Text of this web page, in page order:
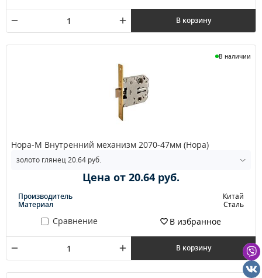
В корзину
В наличии
Нора-М Внутренний механизм 2070-47мм (Нора)
Цена от 20.64 руб.
Производитель
Китай
Материал
Сталь
Сравнение В избранное
В корзину